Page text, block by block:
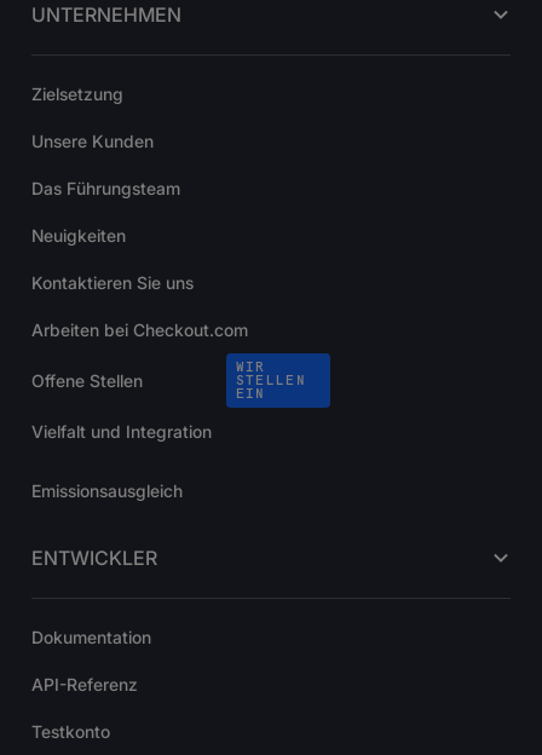
UNTERNEHMEN
Zielsetzung
Unsere Kunden
Das Führungsteam
Neuigkeiten
Kontaktieren Sie uns
Arbeiten bei Checkout.com
Offene Stellen
WIR
STELLEN
EIN
Vielfalt und Integration
Emissionsausgleich
ENTWICKLER
Dokumentation
API-Referenz
Testkonto